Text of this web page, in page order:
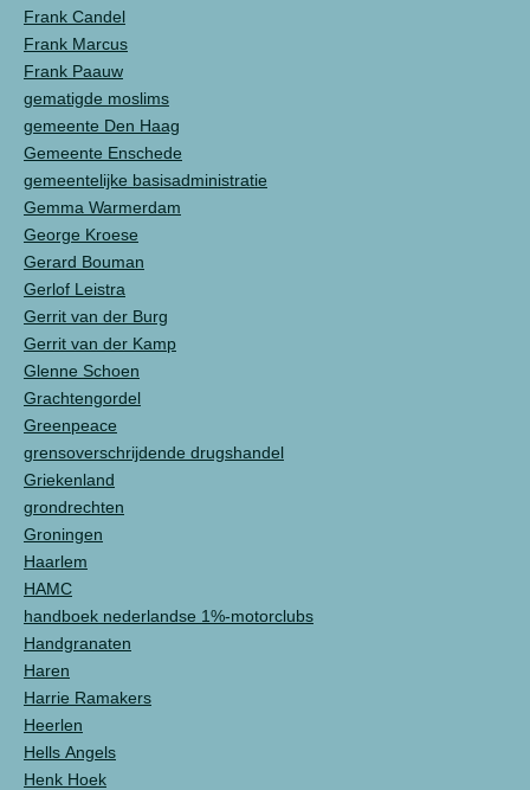
Frank Candel
Frank Marcus
Frank Paauw
gematigde moslims
gemeente Den Haag
Gemeente Enschede
gemeentelijke basisadministratie
Gemma Warmerdam
George Kroese
Gerard Bouman
Gerlof Leistra
Gerrit van der Burg
Gerrit van der Kamp
Glenne Schoen
Grachtengordel
Greenpeace
grensoverschrijdende drugshandel
Griekenland
grondrechten
Groningen
Haarlem
HAMC
handboek nederlandse 1%-motorclubs
Handgranaten
Haren
Harrie Ramakers
Heerlen
Hells Angels
Henk Hoek